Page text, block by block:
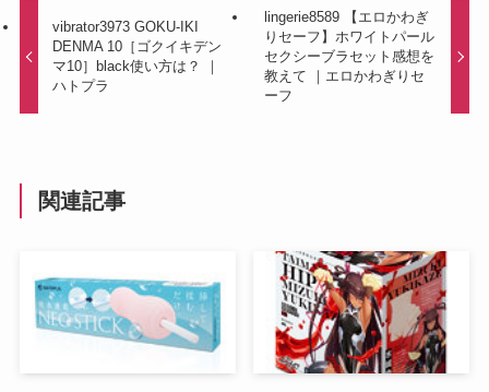
vibrator3973 GOKU-IKI
DENMA 10［ゴクイキデン
マ10］black使い方は？ ｜
ハトプラ
lingerie8589 【エロかわぎ
りセーフ】ホワイトパール
セクシーブラセット感想を
教えて ｜エロかわぎりセ
ーフ
関連記事